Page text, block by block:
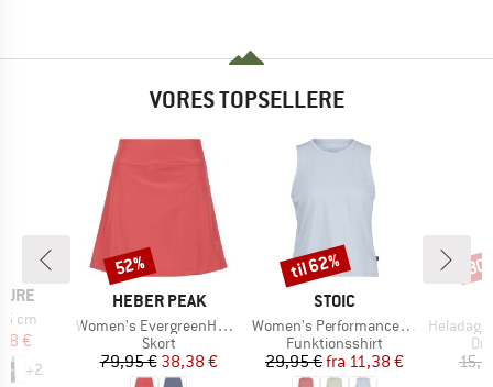
VORES TOPSELLERE
cm
pris
€
+2
MÆRKE
HEBER PEAK
Artikel
Women's EvergreenHe. Skort
Produktgruppe
Skort
Pris
79,95 €Nedsat pris
38,38 €
Rabat
52%
MÆRKE
STOIC
Artikel
Women's PerformanceMerino BorgholmSt. Tank
Produktgruppe
Funktionsshirt
Pris
29,95 € Nedsat pris
fra 11,38 €
Rabat
til 62%
Artikel
HeladagenSt.